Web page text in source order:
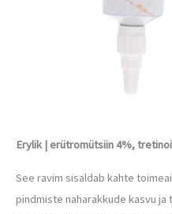
Erylik | erütromütsiin 4%,
See ravim sisaldab kahte
pindmiste naharakkude kasvu